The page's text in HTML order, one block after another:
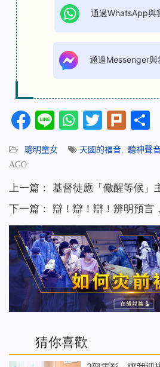
通過WhatsApp與
通過Messenger與
Facebook
Line Twitter
Plurk
聰明童女 天國的福音 聽神聲
AGO
上一篇： 基督徒應「儆醒等候」
下一篇： 辯！辯！辯！辨明預言
猜你喜歡